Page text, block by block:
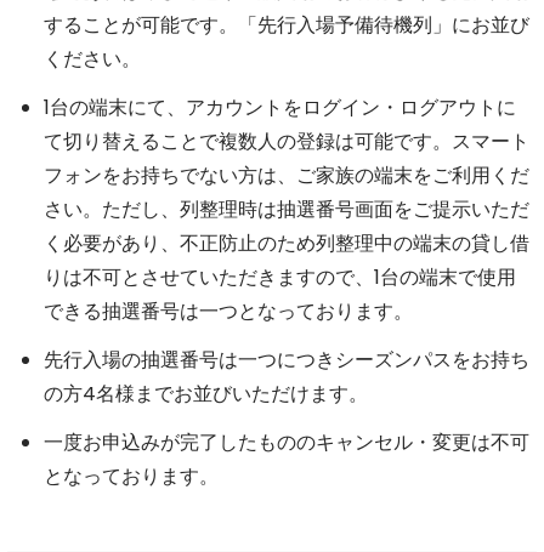
することが可能です。「先行入場予備待機列」にお並び
ください。
1台の端末にて、アカウントをログイン・ログアウトに
て切り替えることで複数人の登録は可能です。スマート
フォンをお持ちでない方は、ご家族の端末をご利用くだ
さい。ただし、列整理時は抽選番号画面をご提示いただ
く必要があり、不正防止のため列整理中の端末の貸し借
りは不可とさせていただきますので、1台の端末で使用
できる抽選番号は一つとなっております。
先行入場の抽選番号は一つにつきシーズンパスをお持ち
の方4名様までお並びいただけます。
一度お申込みが完了したもののキャンセル・変更は不可
となっております。